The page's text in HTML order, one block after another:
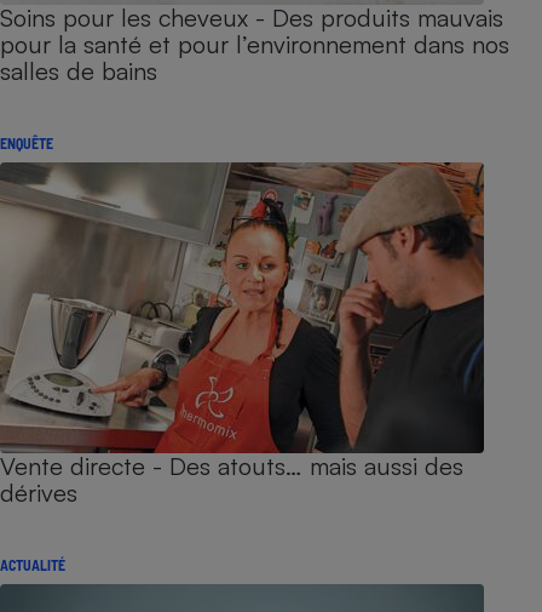
Soins pour les cheveux - Des produits mauvais
pour la santé et pour l’environnement dans nos
salles de bains
ENQUÊTE
Vente directe - Des atouts… mais aussi des
dérives
ACTUALITÉ